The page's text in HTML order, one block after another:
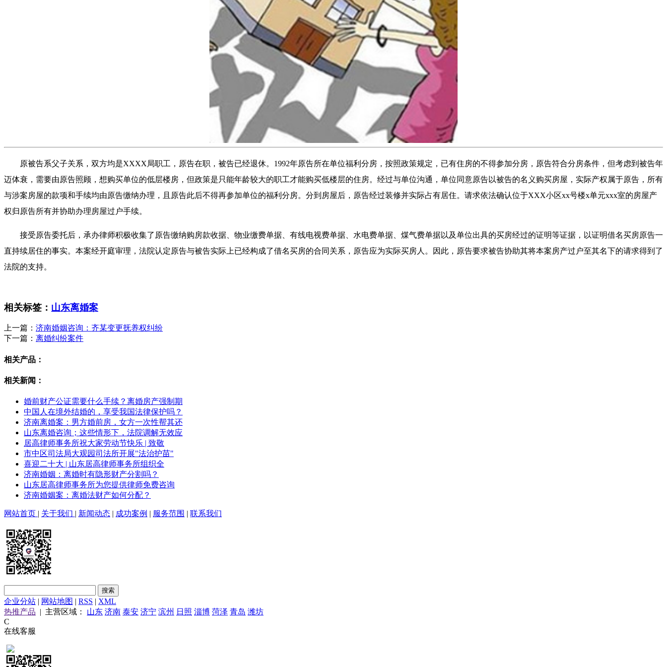
原被告系父子关系，双方均是XXXX局职工，原告在职，被告已经退休。1992年原告所在单位福利分房，按照政策规定，已有住房的不得参加分房，原告符合分房条件，但考虑到被告年
迈体衰，需要由原告照顾，想购买单位的低层楼房，但政策是只能年龄较大的职工才能购买低楼层的住房。经过与单位沟通，单位同意原告以被告的名义购买房屋，实际产权属于原告，所有
与涉案房屋的款项和手续均由原告缴纳办理，且原告此后不得再参加单位的福利分房。分到房屋后，原告经过装修并实际占有居住。请求依法确认位于XXX小区xx号楼x单元xxx室的房屋产
权归原告所有并协助办理房屋过户手续。
接受原告委托后，承办律师积极收集了原告缴纳购房款收据、物业缴费单据、有线电视费单据、水电费单据、煤气费单据以及单位出具的买房经过的证明等证据，以证明借名买房原告一
直持续居住的事实。本案经开庭审理，法院认定原告与被告实际上已经构成了借名买房的合同关系，原告应为实际买房人。因此，原告要求被告协助其将本案房产过户至其名下的请求得到了
法院的支持。
相关标签： 山东离婚案
上一篇： 济南婚姻咨询：齐某变更抚养权纠纷
下一篇： 离婚纠纷案件
相关产品：
相关新闻：
婚前财产公证需要什么手续？离婚房产强制期
中国人在境外结婚的，享受我国法律保护吗？
济南离婚案：男方婚前房，女方一次性帮其还
山东离婚咨询；这些情形下，法院调解无效应
居高律师事务所祝大家劳动节快乐 | 致敬
市中区司法局大观园司法所开展"法治护苗"
喜迎二十大 | 山东居高律师事务所组织全
济南婚姻：离婚时有隐形财产分割吗？
山东居高律师事务所为您提供律师免费咨询
济南婚姻案：离婚法财产如何分配？
网站首页 | 关于我们 | 新闻动态 | 成功案例 | 服务范围 | 联系我们
企业分站 | 网站地图 | RSS | XML
热推产品 | 主营区域： 山东 济南 泰安 济宁 滨州 日照 淄博 菏泽 青岛 潍坊
C
在线客服